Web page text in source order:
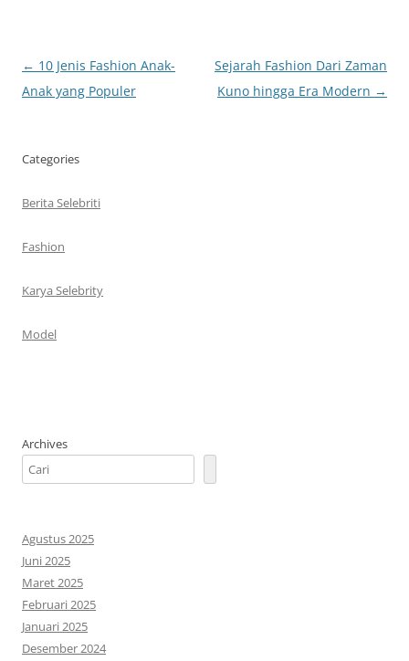
Navigasi
Tulisan
← 10 Jenis Fashion Anak-
Anak yang Populer
Sejarah Fashion Dari Zaman
Kuno hingga Era Modern →
Categories
Berita Selebriti
Fashion
Karya Selebrity
Model
Archives
Agustus 2025
Juni 2025
Maret 2025
Februari 2025
Januari 2025
Desember 2024